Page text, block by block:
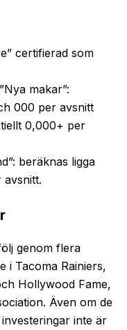
certifierad som
makar”:
000 per avsnitt
0,000+ per
beräknas ligga
genom flera
i Tacoma Rainiers,
Hollywood Fame,
Även om de
inte är